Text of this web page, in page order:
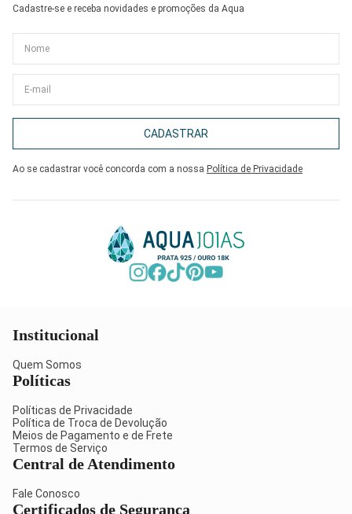
Cadastre-se e receba novidades e promoções da Aqua
CADASTRAR
Ao se cadastrar você concorda com a nossa Política de Privacidade
Institucional
Quem Somos
Políticas
Políticas de Privacidade
Política de Troca de Devolução
Meios de Pagamento e de Frete
Termos de Serviço
Central de Atendimento
Fale Conosco
Certificados de Segurança